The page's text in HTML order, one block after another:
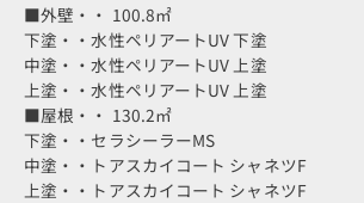
■外壁・・ 100.8㎡
下塗・・水性ペリアートUV 下塗
中塗・・水性ペリアートUV 上塗
上塗・・水性ペリアートUV 上塗
■屋根・・ 130.2㎡
下塗・・セラシーラーMS
中塗・・トアスカイコート シャネツF
上塗・・トアスカイコート シャネツF